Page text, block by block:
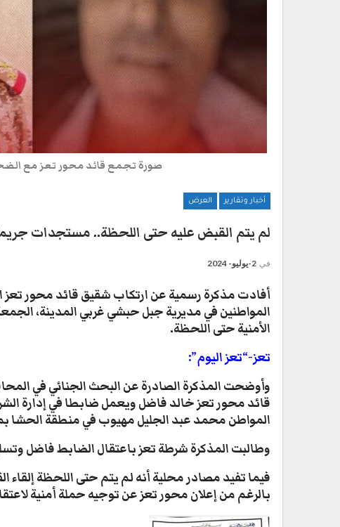
صورة تجمع قائد محور تعز مع
أخبار وتقارير العرض
لم يتم القبض عليه حتى اللحظة.. مستجدات
في 2-يوليو- 2024
أفادت مذكرة رسمية عن ارتكاب شقيق قائد محور
المواطنين في مديرية جبل حبشي غربي المدينة،
الأمنية حتى اللحظة.
تعز-“تعز اليوم”:
وأوضحت المذكرة الصادرة عن البحث الجنائي في
قائد محور تعز خالد فاضل ويعمل ضابطا في إدارة
المواطن محمد عبد الجليل مهيوب في منطقة الحشا
وطالبت المذكرة شرطة تعز باعتقال الضابط فاضل
فيما تفيد مصادر محلية أنه لم يتم حتى اللحظة
بالرغم من إعلان محور تعز عن توجيه حملة أمنية